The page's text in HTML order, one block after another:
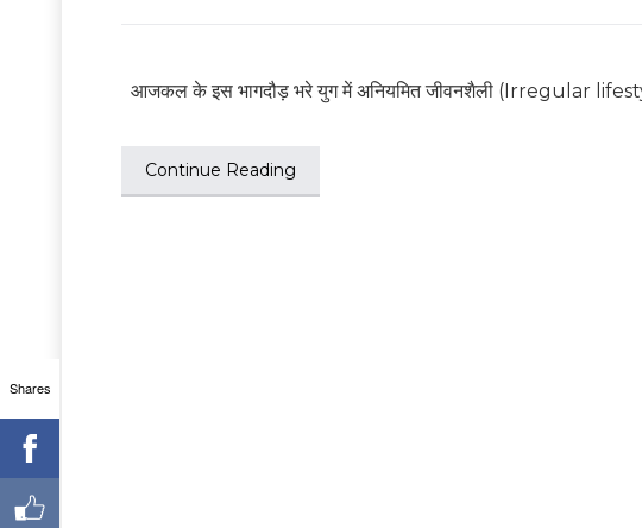
आजकल के इस भागदौड़ भरे युग में अनियमित जीवनशैली (Irregular
Continue Reading
Shares